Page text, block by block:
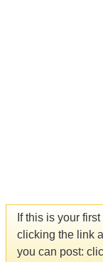
If this is your
clicking the link
you can post: